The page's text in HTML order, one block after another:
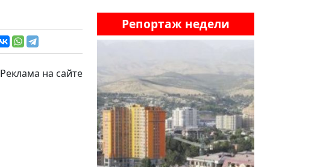
Реклама на сайте
Репортаж недели